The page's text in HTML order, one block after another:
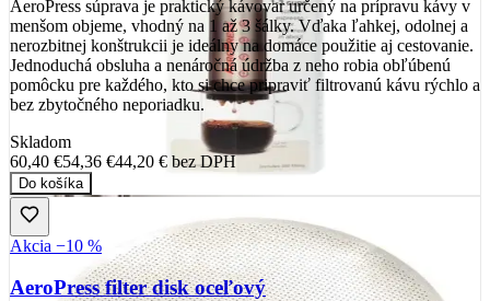
AeroPress súprava je praktický kávovar určený na prípravu kávy v
menšom objeme, vhodný na 1 až 3 šálky. Vďaka ľahkej, odolnej a
nerozbitnej konštrukcii je ideálny na domáce použitie aj cestovanie.
Jednoduchá obsluha a nenáročná údržba z neho robia obľúbenú
pomôcku pre každého, kto si chce pripraviť filtrovanú kávu rýchlo a
bez zbytočného neporiadku.
Skladom
60,40 €54,36 €44,20 € bez DPH
Do košíka
Akcia −10 %
AeroPress filter disk oceľový